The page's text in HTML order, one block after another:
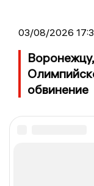
03/08/2026
обвинение